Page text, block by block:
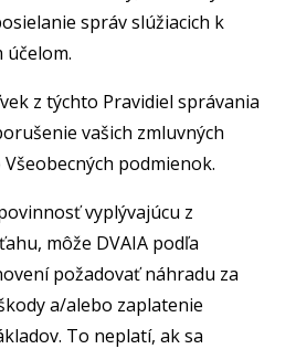
správ slúžiacich k
účelom.
z týchto Pravidiel správania
vašich zmluvných
podmienok.
vyplývajúcu z
môže DVAIA podľa
požadovať náhradu za
a/alebo zaplatenie
To neplatí, ak sa